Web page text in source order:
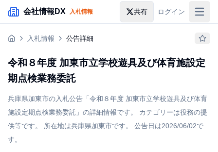
メインコンテンツにスキップ
会社情報DX 入札情報 共有 ログイン
入札情報
助成金・補助金
入札情報 公告詳細
令和８年度 加東市立学校遊具及び体育施設定
期点検業務委託
兵庫県加東市の入札公告「令和８年度 加東市立学校遊具及び体育
施設定期点検業務委託」の詳細情報です。 カテゴリーは役務の提
供等です。 所在地は兵庫県加東市です。 公告日は2026/06/02で
す。